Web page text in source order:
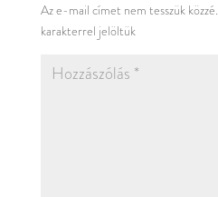
Az e-mail címet nem tesszük közzé.
karakterrel jelöltük